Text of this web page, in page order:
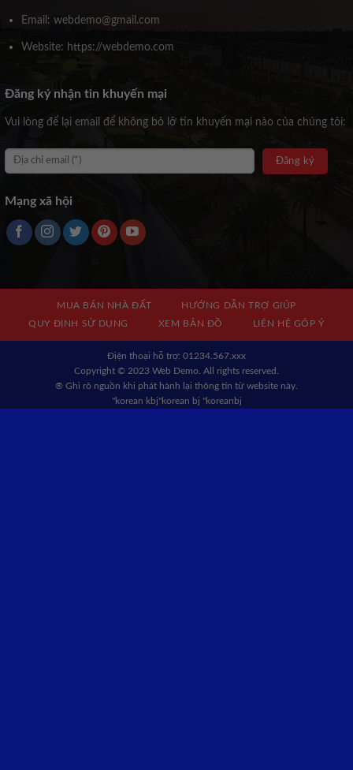
Email: webdemo@gmail.com
Website: https://webdemo.com
Đăng ký nhận tin khuyến mại
Vui lòng để lại email để không bỏ lỡ tin khuyến mại nào của chúng tôi:
Mạng xã hội
MUA BÁN NHÀ ĐẤT
HƯỚNG DẪN TRỢ GIÚP
QUY ĐỊNH SỬ DỤNG
XEM BẢN ĐỒ LIÊN HỆ GÓP Ý
Địện thoại hỗ trợ: 01234.567.xxx
Copyright © 2023 Web Demo. All rights reserved.
® Ghi rõ nguồn khi phát hành lại thông tin từ website này.
"korean kbj​"korean bj "koreanbj​